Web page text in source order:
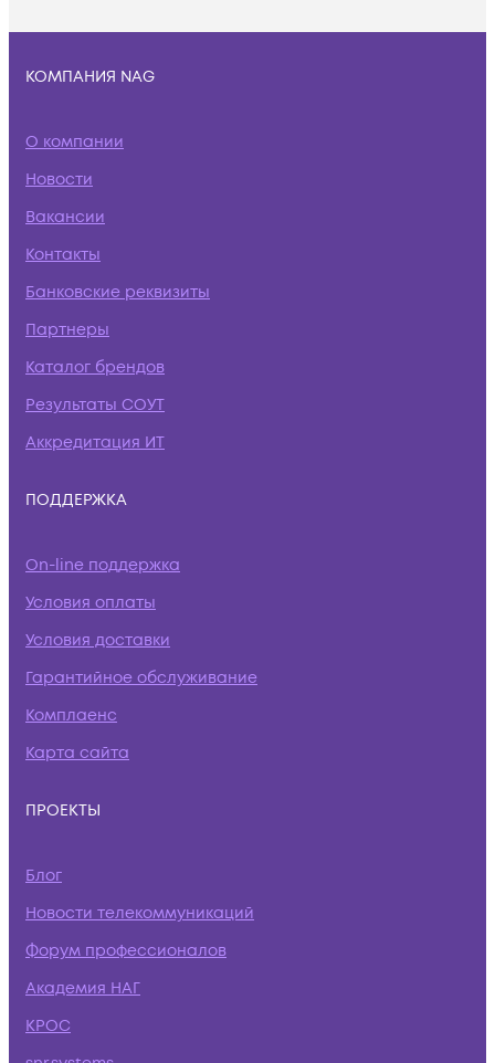
КОМПАНИЯ NAG
О компании
Новости
Вакансии
Контакты
Банковские реквизиты
Партнеры
Каталог брендов
Результаты СОУТ
Аккредитация ИТ
ПОДДЕРЖКА
On-line поддержка
Условия оплаты
Условия доставки
Гарантийное обслуживание
Комплаенс
Карта сайта
ПРОЕКТЫ
Блог
Новости телекоммуникаций
Форум профессионалов
Академия НАГ
КРОС